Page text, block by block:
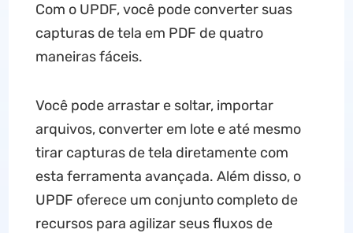
Com o UPDF, você pode converter suas
capturas de tela em PDF de quatro
maneiras fáceis.
Você pode arrastar e soltar, importar
arquivos, converter em lote e até mesmo
tirar capturas de tela diretamente com
esta ferramenta avançada. Além disso, o
UPDF oferece um conjunto completo de
recursos para agilizar seus fluxos de